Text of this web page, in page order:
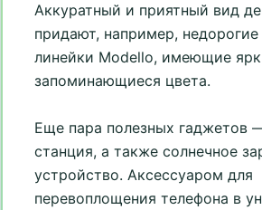
Аккуратный и приятный вид
придают, например, недорогие
линейки Modello, имеющие
запоминающиеся цвета.
Еще пара полезных гаджетов
станция, а также солнечное
устройство. Аксессуаром для
перевоплощения телефона в